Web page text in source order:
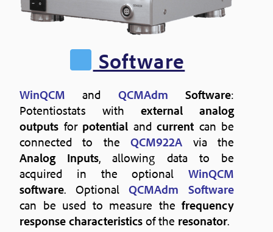
Software
WinQCM and QCMAdm Software:
Potentiostats with external analog
outputs for potential and current can be
connected to the
QCM922A via the
Analog Inputs, allowing data to be
acquired in the optional WinQCM
software. OptionalQCMAdm Software
can be used to measure the frequency
response characteristics of the resonator.